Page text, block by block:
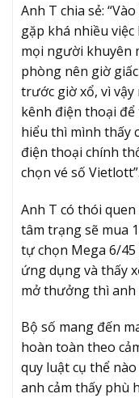
Anh T chia sẻ:
gặp khá nhiều
mọi người khuyên
phòng nên giờ
trước giờ xổ, vì vậy
kênh điện thoại để
hiểu thì mình thấy
điện thoại chính
chọn vé số Vietlott”.
Anh T có thói
tâm trạng sẽ mua
tự chọn Mega 6/
ứng dụng và thấy
mở thưởng thì anh
Bộ số mang đến
hoàn toàn theo
quy luật cụ thể
anh cảm thấy phù